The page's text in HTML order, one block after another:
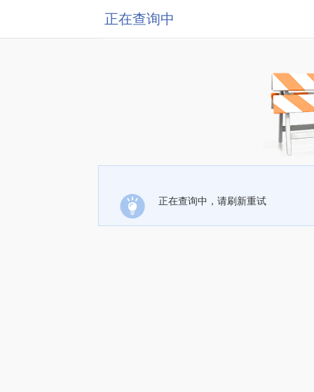
正在查询中
正在查询中，请刷新重试